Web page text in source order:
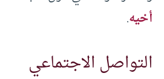
أخيه.
التواصل الاجتماعي